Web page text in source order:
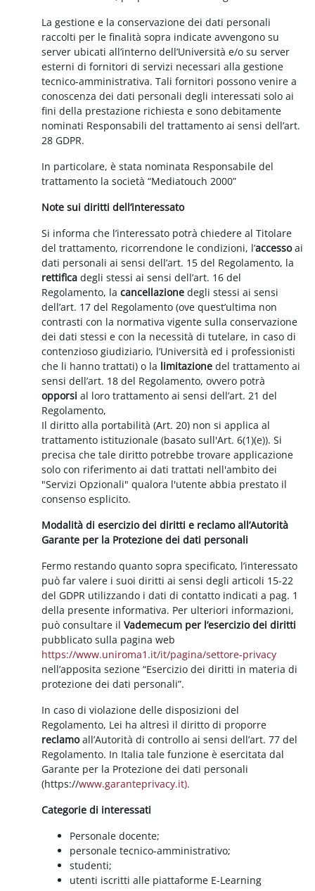
La gestione e la conservazione dei dati personali
raccolti per le finalità sopra indicate avvengono su
server ubicati all’interno dell’Università e/o su server
esterni di fornitori di servizi necessari alla gestione
tecnico-amministrativa. Tali fornitori possono venire a
conoscenza dei dati personali degli interessati solo ai
fini della prestazione richiesta e sono debitamente
nominati Responsabili del trattamento ai sensi dell’art.
28 GDPR.
In particolare, è stata nominata Responsabile del
trattamento la società “Mediatouch 2000”
Note sui diritti dell’interessato
Si informa che l’interessato potrà chiedere al Titolare
del trattamento, ricorrendone le condizioni, l’accessoai
dati personali ai sensi dell’art. 15 del Regolamento, la
rettificadegli stessi ai sensi dell’art. 16 del
Regolamento, lacancellazione degli stessi ai sensi
dell’art. 17 del Regolamento (ove quest’ultima non
contrasti con la normativa vigente sulla conservazione
dei dati stessi e con la necessità di tutelare, in caso di
contenzioso giudiziario, l’Università ed i professionisti
che li hanno trattati) o la limitazione del trattamento ai
sensi dell’art. 18 del Regolamento, ovvero potrà
opporsi al loro trattamento ai sensi dell’art. 21 del
Regolamento,
Il diritto alla portabilità (Art. 20) non si applica al
trattamento istituzionale (basato sull'Art. 6(1)(e)). Si
precisa che tale diritto potrebbe trovare applicazione
solo con riferimento ai dati trattati nell'ambito dei
"Servizi Opzionali" qualora l'utente abbia prestato il
consenso esplicito.
Modalità di esercizio dei diritti e reclamo all’Autorità
Garante per la Protezione dei dati personali
Fermo restando quanto sopra specificato, l’interessato
può far valere i suoi diritti ai sensi degli articoli 15-22
del GDPR utilizzando i dati di contatto indicati a pag. 1
della presente informativa. Per ulteriori informazioni,
può consultare ilVademecum per l’esercizio dei diritti
pubblicato sulla pagina web
https://www.uniroma1.it/it/pagina/settore-privacy
nell’apposita sezione “Esercizio dei diritti in materia di
protezione dei dati personali”.
In caso di violazione delle disposizioni del
Regolamento, Lei ha altresì il diritto di proporre
reclamoall’Autorità di controllo ai sensi dell’art. 77 del
Regolamento. In Italia tale funzione è esercitata dal
Garante per la Protezione dei dati personali
(https://www.garanteprivacy.it).
Categorie di interessati
Personale docente;
personale tecnico-amministrativo;
studenti;
utenti iscritti alle piattaforme E-Learning